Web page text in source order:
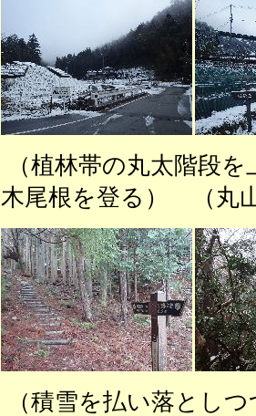
（植林帯の丸太階段
木尾根を登る） （丸
（積雪を払い落